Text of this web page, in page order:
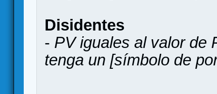
Disidentes
- PV iguales al valor de
tenga un [símbolo de